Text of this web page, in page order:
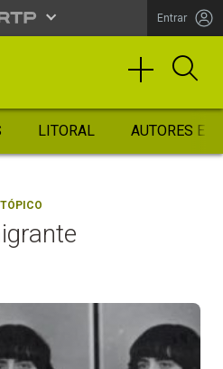
Entrar
LITORAL AUTORES
TÓPICO